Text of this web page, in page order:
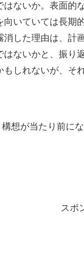
はないか。表面的
向いていては長期
消した理由は、
ないかと、振り
しれないが、そ
想が当たり前に
スポ